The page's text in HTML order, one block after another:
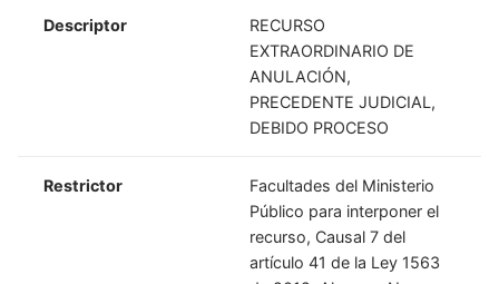
Descriptor
RECURSO
EXTRAORDINARIO DE
ANULACIÓN,
PRECEDENTE JUDICIAL,
DEBIDO PROCESO
Restrictor
Facultades del Ministerio
Público para interponer el
recurso, Causal 7 del
artículo 41 de la Ley 1563